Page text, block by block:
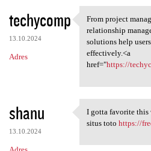
techycomp
13.10.2024
Adres
From project
From project
relationship
solutions help
effectively.<a
href="https://
shanu
13.10.2024
I gotta favorite
I gotta favorite this
situs toto https://